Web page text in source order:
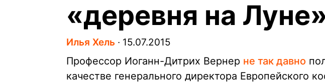
«деревня на
Илья Хель ∙ 15.07.2015
Профессор Иоганн-Дитрих Вернер не так давно
качестве генерального директора Европейского